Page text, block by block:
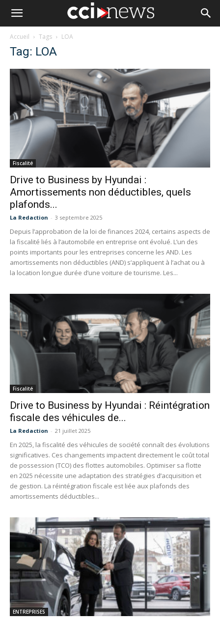
Accueil Tags LOA
Tag: LOA
Fiscalité
Drive to Business by Hyundai :
Amortissements non déductibles, quels
plafonds...
La Redaction - 3 septembre 2025
Depuis l’approbation de la loi de finances 2024, certains aspects de
la fiscalité liés à l’automobile en entreprise ont évolué. L’un des
points importants pour les entreprises concerne les AND. Les
amortissements non déductibles (AND) s’appliquent à l’achat ou à
la location longue durée d’une voiture de tourisme. Les...
Fiscalité
Drive to Business by Hyundai : Réintégration
fiscale des véhicules de...
La Redaction - 21 juillet 2025
En 2025, la fiscalité des véhicules de société connaît des évolutions
significatives. Ces changements impactent directement le coût total
de possession (TCO) des flottes automobiles. Optimiser sa flotte
en 2025 nécessite une adaptation des stratégies d’acquisition et
de gestion. La réintégration fiscale est liée aux plafonds des
amortissements déductibles...
ENTREPRISES